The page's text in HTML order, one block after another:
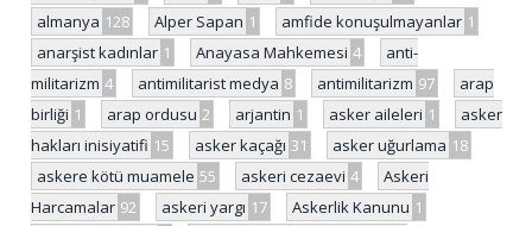
almanya 128 Alper Sapan 1 amfide konuşulmayanlar 1
anarşist kadınlar 1 Anayasa Mahkemesi 4
anti-
militarizm 4 antimilitarist medya 8 antimilitarizm 97
arap
birliği 1 arap ordusu 2 arjantin 1 asker aileleri 1
asker
hakları inisiyatifi 15 asker kaçağı 31 asker uğurlama 18
askere kötü muamele 55 askeri cezaevi 4
Askeri
Harcamalar 92 askeri yargı 17 Askerlik Kanunu 1